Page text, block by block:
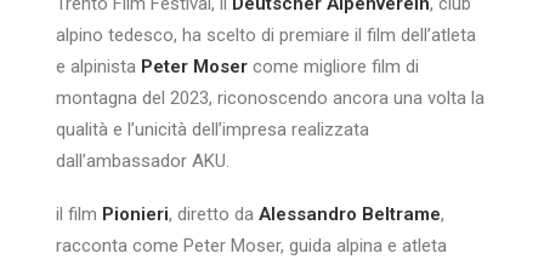
alpino tedesco, ha scelto di premiare il film dell’atleta
e alpinista Peter Moser come migliore film di
montagna del 2023, riconoscendo ancora una volta la
qualità e l’unicità dell’impresa realizzata
dall’ambassador AKU.
il film Pionieri, diretto da Alessandro Beltrame,
racconta come Peter Moser, guida alpina e atleta